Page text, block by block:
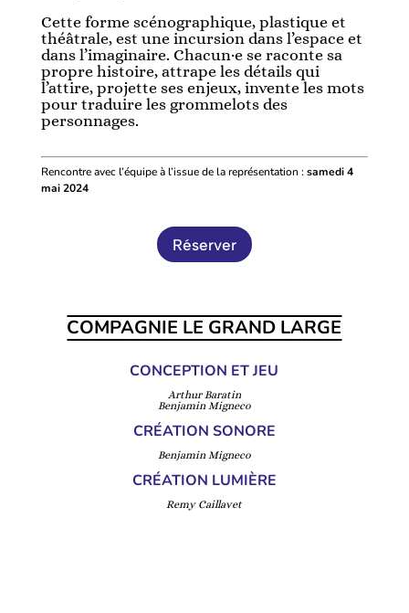
Cette forme scénographique, plastique et
théâtrale, est une incursion dans l’espace et
dans l’imaginaire. Chacun·e se raconte sa
propre histoire, attrape les détails qui
l’attire, projette ses enjeux, invente les mots
pour traduire les grommelots des
personnages.
Rencontre avec l’équipe à l’issue de la représentation : samedi 4
mai 2024
Réserver
COMPAGNIE LE GRAND LARGE
CONCEPTION ET JEU
Arthur Baratin
Benjamin Migneco
CRÉATION SONORE
Benjamin Migneco
CRÉATION LUMIÈRE
Remy Caillavet